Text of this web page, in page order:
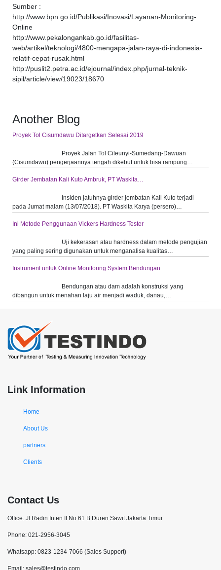
Sumber :
http://www.bpn.go.id/Publikasi/Inovasi/Layanan-Monitoring-
Online
http://www.pekalongankab.go.id/fasilitas-
web/artikel/teknologi/4800-mengapa-jalan-raya-di-indonesia-
relatif-cepat-rusak.html
http://puslit2.petra.ac.id/ejournal/index.php/jurnal-teknik-
sipil/article/view/19023/18670
Another Blog
Proyek Tol Cisumdawu Ditargetkan Selesai 2019
Proyek Jalan Tol Cileunyi-Sumedang-Dawuan
(Cisumdawu) pengerjaannya tengah dikebut untuk bisa rampung…
Girder Jembatan Kali Kuto Ambruk, PT Waskita…
Insiden jatuhnya girder jembatan Kali Kuto terjadi
pada Jumat malam (13/07/2018). PT Waskita Karya (persero)…
Ini Metode Penggunaan Vickers Hardness Tester
Uji kekerasan atau hardness dalam metode pengujian
yang paling sering digunakan untuk menganalisa kualitas…
Instrument untuk Online Monitoring System Bendungan
Bendungan atau dam adalah konstruksi yang
dibangun untuk menahan laju air menjadi waduk, danau,…
Link Information
Home
About Us
partners
Clients
Contact Us
Office: Jl.Radin Inten II No 61 B Duren Sawit Jakarta Timur
Phone: 021-2956-3045
Whatsapp: 0823-1234-7066 (Sales Support)
Email: sales@testindo.com